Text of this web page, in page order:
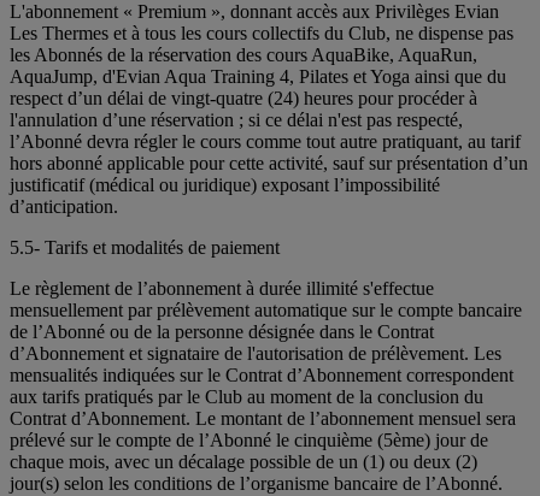
L'abonnement « Premium », donnant accès aux Privilèges Evian
Les Thermes et à tous les cours collectifs du Club, ne dispense pas
les Abonnés de la réservation des cours AquaBike, AquaRun,
AquaJump, d'Evian Aqua Training 4, Pilates et Yoga ainsi que du
respect d’un délai de vingt-quatre (24) heures pour procéder à
l'annulation d’une réservation ; si ce délai n'est pas respecté,
l’Abonné devra régler le cours comme tout autre pratiquant, au tarif
hors abonné applicable pour cette activité, sauf sur présentation d’un
justificatif (médical ou juridique) exposant l’impossibilité
d’anticipation.
5.5- Tarifs et modalités de paiement
Le règlement de l’abonnement à durée illimité s'effectue
mensuellement par prélèvement automatique sur le compte bancaire
de l’Abonné ou de la personne désignée dans le Contrat
d’Abonnement et signataire de l'autorisation de prélèvement. Les
mensualités indiquées sur le Contrat d’Abonnement correspondent
aux tarifs pratiqués par le Club au moment de la conclusion du
Contrat d’Abonnement. Le montant de l’abonnement mensuel sera
prélevé sur le compte de l’Abonné le cinquième (5ème) jour de
chaque mois, avec un décalage possible de un (1) ou deux (2)
jour(s) selon les conditions de l’organisme bancaire de l’Abonné.